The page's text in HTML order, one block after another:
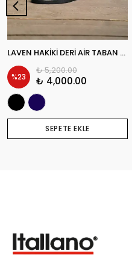
LAVEN HAKİKİ DERİ AİR TABAN GÜNLÜK ERKEK SNEAKER AYAKKABI
%23
₺ 5,200.00
₺ 4,000.00
SEPETE EKLE